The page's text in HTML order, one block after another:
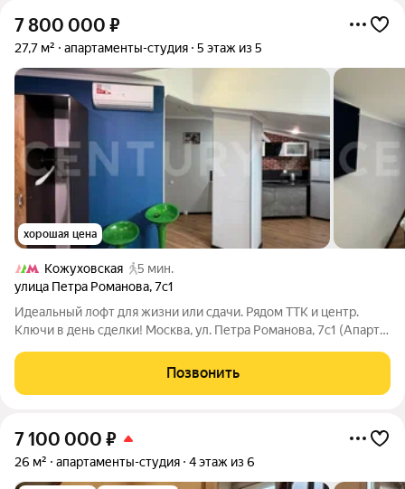
7 800 000 ₽
27,7 м² апартаменты-студия 5 этаж из 5
хорошая цена
Кожуховская
5 мин.
улица Петра Романова,7с1
Идеальный лофт для жизни или сдачи. Рядом ТТК и центр.
Ключи в день сделки! Москва, ул. Петра Романова, 7с1 (Апарт-
этот рынок изнутри. Перед
Позвонить
7 100 000 ₽
26 м² апартаменты-студия 4 этаж из 6